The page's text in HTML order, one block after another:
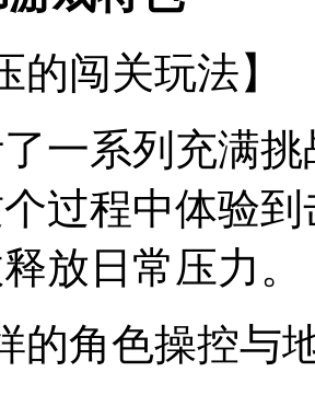
的闯关玩法】
一系列充满
过程中体验
放日常压力。
的角色操控与